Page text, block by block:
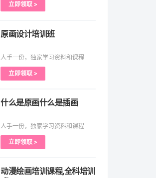
立即领取 >
原画设计培训班
人手一份，独家学习资料和课程
立即领取 >
什么是原画什么是插画
人手一份，独家学习资料和课程
立即领取 >
动漫绘画培训课程,全科培训